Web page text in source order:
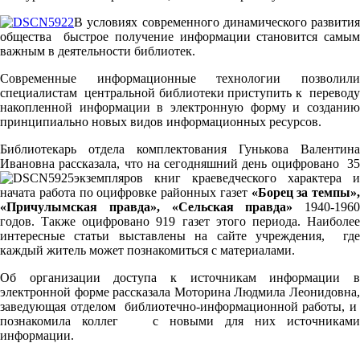
В условиях современного динамического развития
общества быстрое получение информации становится самым
важным в деятельности библиотек.
Современные информационные технологии позволили
специалистам центральной библиотеки приступить к переводу
накопленной информации в электронную форму и созданию
принципиально новых видов информационных ресурсов.
Библиотекарь отдела комплектования Гунькова Валентина
Ивановна рассказала, что на сегодняшний день оцифровано 35
экземпляров книг краеведческого характера и
начата работа по оцифровке районных газет «Борец за темпы»,
«Причулымская правда», «Сельская правда» 1940-1960
годов. Также оцифровано 919 газет этого периода. Наиболее
интересные статьи выставлены на сайте учреждения, где
каждый житель может познакомиться с материалами.
Об организации доступа к источникам информации в
электронной форме рассказала Моторина Людмила Леонидовна,
заведующая отделом библиотечно-информационной работы, и
познакомила коллег с новыми для них источниками
информации.